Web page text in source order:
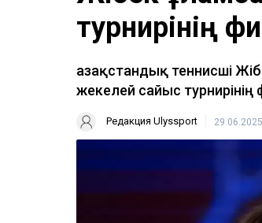
турнирінің
Қазақстандық теннисші
жекелей сайыс
Редакция Ulyssport